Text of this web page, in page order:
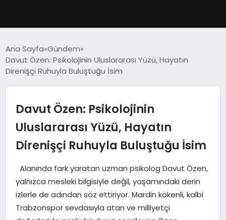
DÜNYA
MAGAZIN
SAĞLIK
SIYASET
Ana Sayfa Gündem
Davut Özen: Psikolojinin Uluslararası Yüzü, Hayatın
Direnişçi Ruhuyla Buluştuğu İsim
Davut Özen: Psikolojinin
Uluslararası Yüzü, Hayatın
Direnişçi Ruhuyla Buluştuğu İsim
Alanında fark yaratan uzman psikolog Davut Özen,
yalnızca mesleki bilgisiyle değil, yaşamındaki derin
izlerle de adından söz ettiriyor. Mardin kökenli, kalbi
Trabzonspor sevdasıyla atan ve milliyetçi